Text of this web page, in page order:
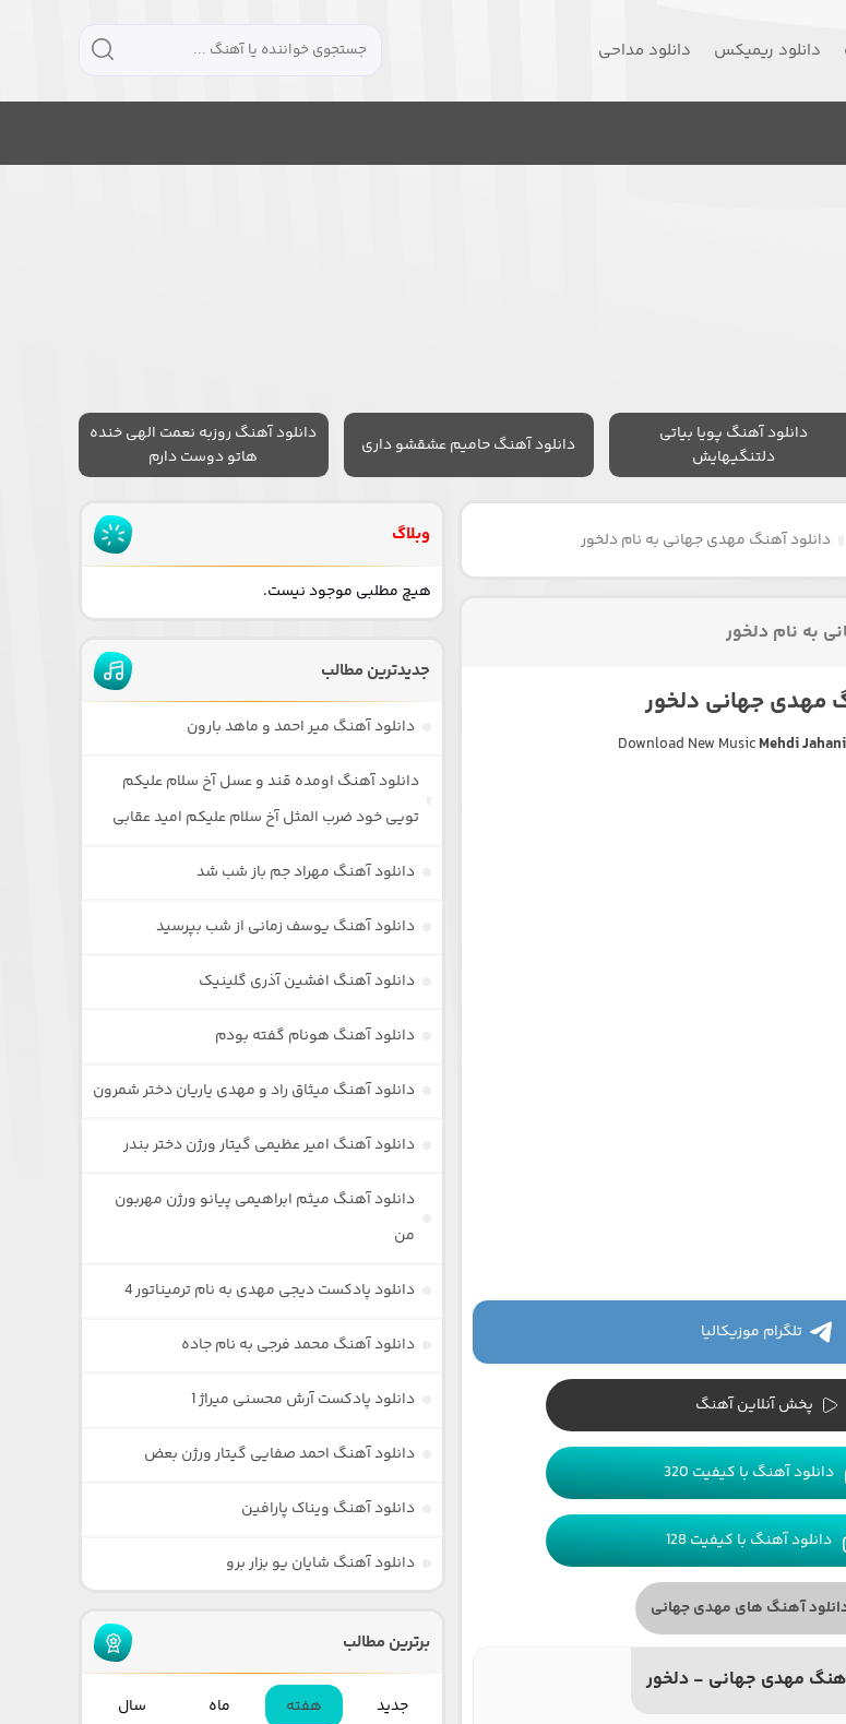
دانلود ریمیکس دانلود مداحی
دانلود آهنگ پویا بیاتی
دلتنگیهایش
دانلود آهنگ حامیم عشقشو داری
دانلود آهنگ روزبه نعمت الهی خنده
هاتو دوست دارم
دانلود آهنگ مهدی جهانی به نام دلخور
به نام دلخور
مهدی جهانی دلخور
Download New MusicMehdi Jahani
تلگرام موزیکالیا
پخش آنلاین آهنگ
دانلود آهنگ با کیفیت 320
دانلود آهنگ با کیفیت 128
آهنگ های مهدی جهانی
مهدی جهانی - دلخور
وبلاگ
هیچ مطلبی موجود نیست.
جدیدترین مطالب
دانلود آهنگ میر احمد و ماهد بارون
دانلود آهنگ اومده قند و عسل آخ سلام علیکم
تویی خود ضرب المثل آخ سلام علیکم امید عقابی
دانلود آهنگ مهراد جم باز شب شد
دانلود آهنگ یوسف زمانی از شب بپرسید
دانلود آهنگ افشین آذری گلینیک
دانلود آهنگ هونام گفته بودم
دانلود آهنگ میثاق راد و مهدی یاریان دختر شمرون
دانلود آهنگ امیر عظیمی گیتار ورژن دختر بندر
دانلود آهنگ میثم ابراهیمی پیانو ورژن مهربون
من
دانلود پادکست دیجی مهدی به نام ترمیناتور 4
دانلود آهنگ محمد فرجی به نام جاده
دانلود پادکست آرش محسنی میراژ 1
دانلود آهنگ احمد صفایی گیتار ورژن بعض
دانلود آهنگ ویناک پارافین
دانلود آهنگ شایان یو بزار برو
برترین مطالب
جدید هفته ماه سال